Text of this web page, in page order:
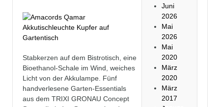
Stabkerzen auf dem Bistrotisch, eine
Bioethanol-Schale im Wind, weiches
Licht von der Akkulampe. Fünf
handverlesene Garten-Essentials
aus dem TRIXI GRONAU Concept
Juni
2026
Mai
2026
Mai
2020
März
2020
März
2017